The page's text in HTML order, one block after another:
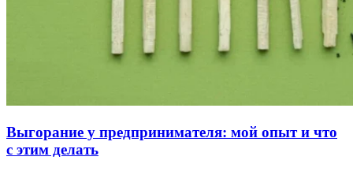
Выгорание у предпринимателя: мой опыт и что
с этим делать